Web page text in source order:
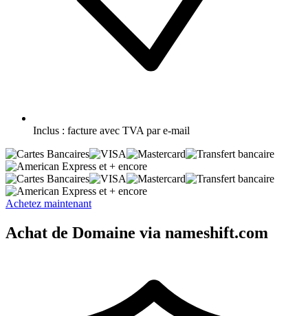
Inclus : facture avec TVA par e-mail
et + encore
et + encore
Achetez maintenant
Achat de Domaine via nameshift.com